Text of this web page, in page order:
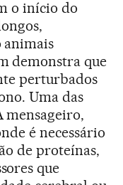
o início do
animais
demonstra que
perturbados
Uma das
mensageiro,
é necessário
de proteínas,
que